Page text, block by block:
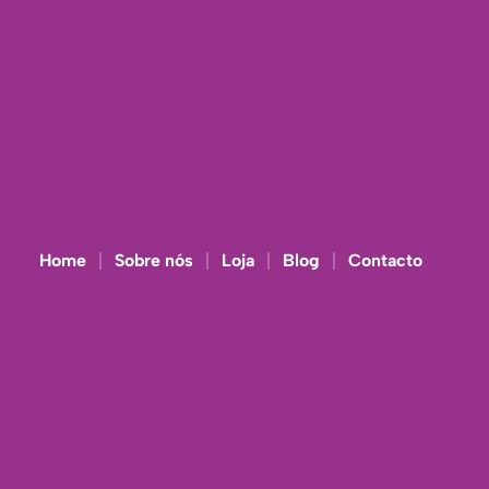
Home Sobre nós Loja Blog Contacto